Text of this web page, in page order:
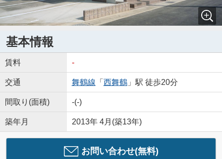
基本情報
賃料 -
交通 舞鶴線 「 西舞鶴」駅 徒歩20分
間取り(面積) -(-)
築年月 2013年 4月(築13年)
お問い合わせ(無料)